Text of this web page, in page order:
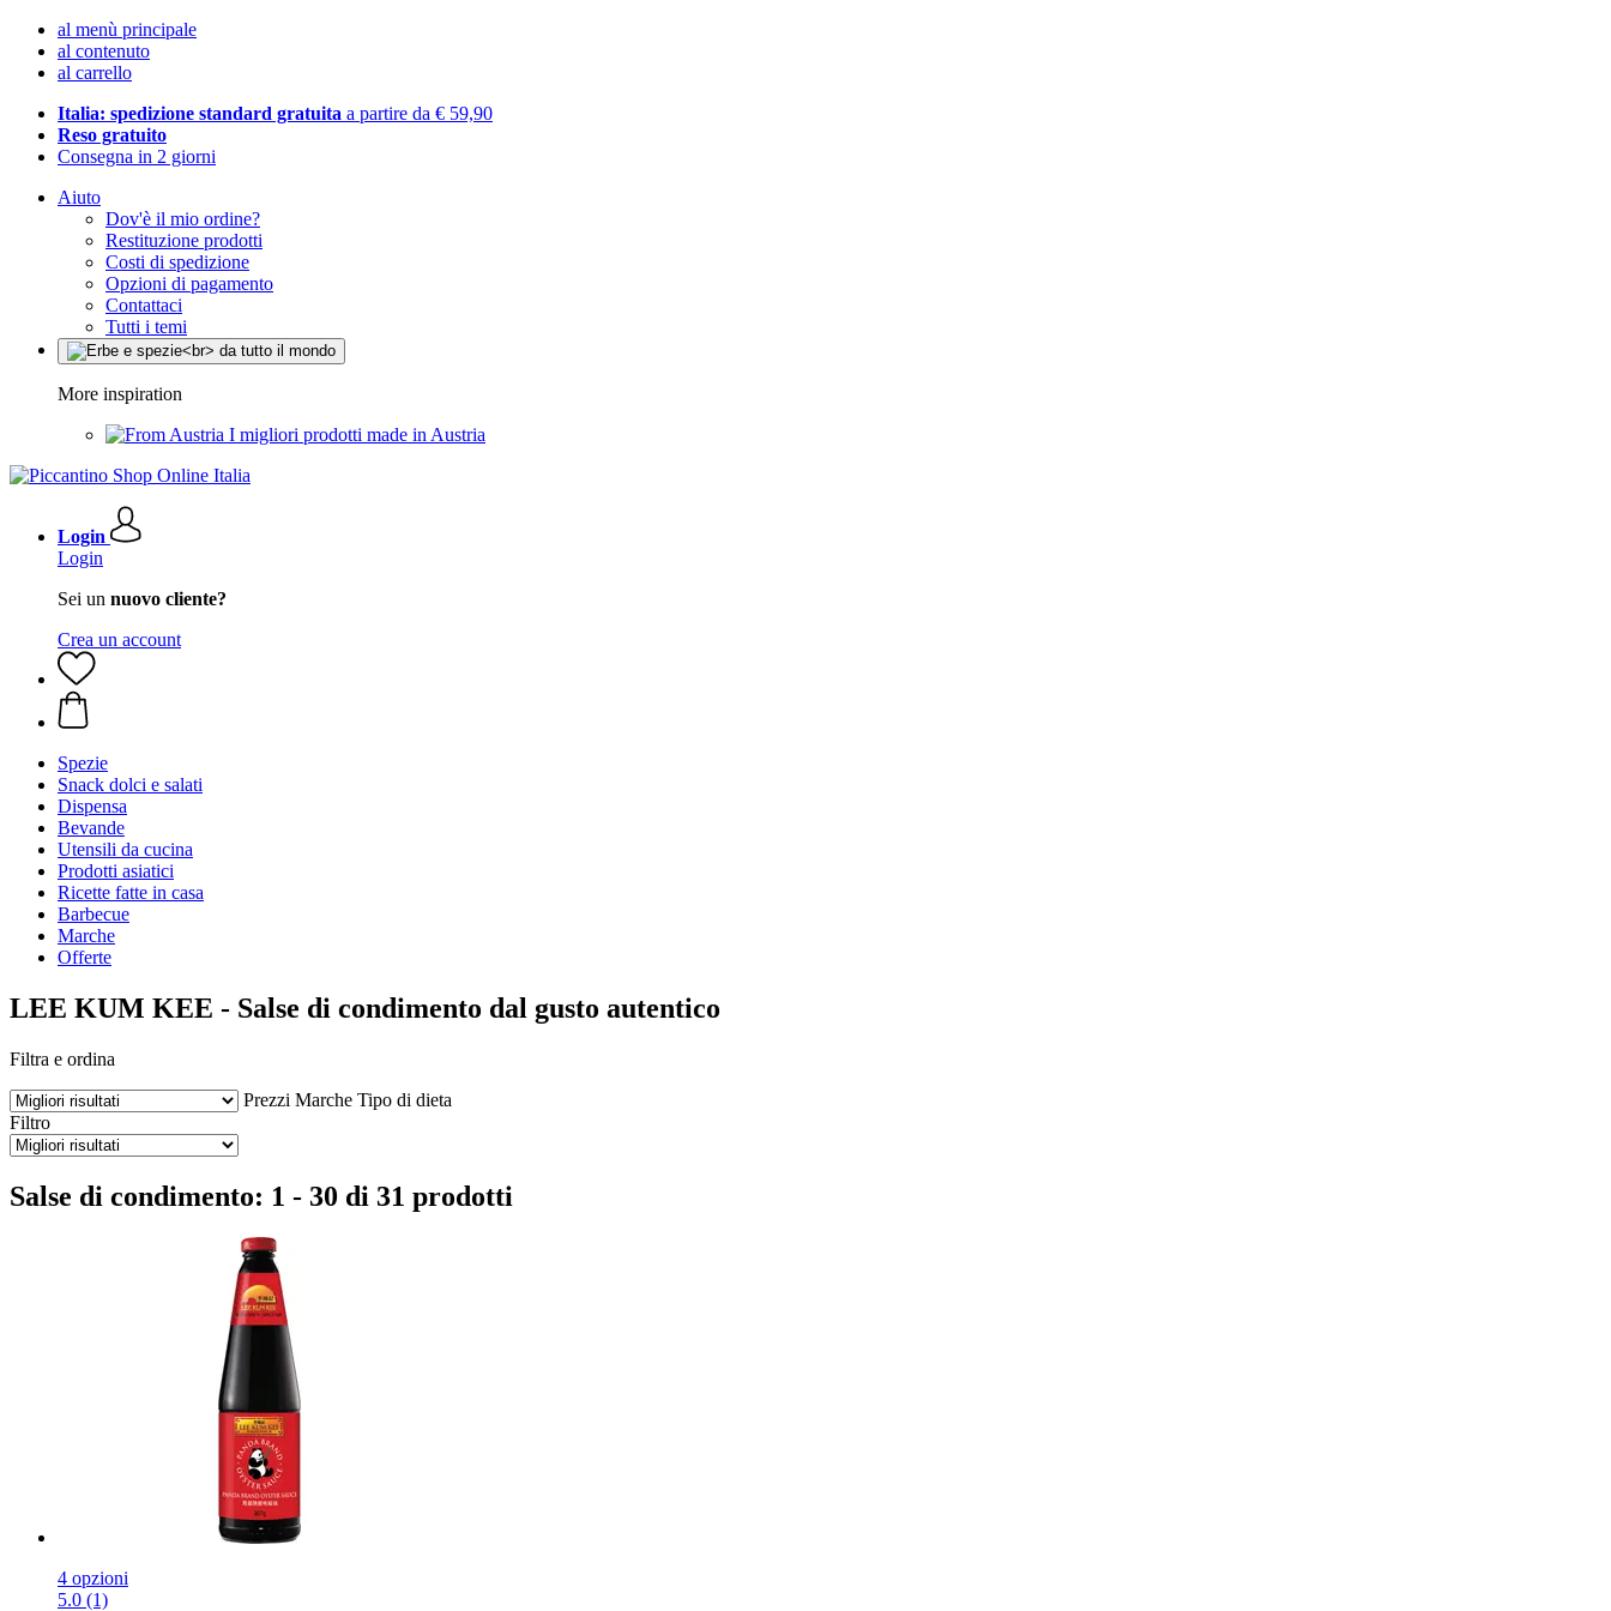
al menù principale
al contenuto
al carrello
Italia: spedizione standard gratuita a partire da € 59,90
Reso gratuito
Consegna in 2 giorni
Aiuto
Dov'è il mio ordine?
Restituzione prodotti
Costi di spedizione
Opzioni di pagamento
Contattaci
Tutti i temi
More inspiration
I migliori prodotti made in Austria
Login
Login
Sei un nuovo cliente?
Crea un account
Spezie
Snack dolci e salati
Dispensa
Bevande
Utensili da cucina
Prodotti asiatici
Ricette fatte in casa
Barbecue
Marche
Offerte
LEE KUM KEE - Salse di condimento dal gusto autentico
Filtra e ordina
Prezzi Marche Tipo di dieta
Filtro
Salse di condimento: 1 - 30 di 31 prodotti
4 opzioni
5.0 (1)